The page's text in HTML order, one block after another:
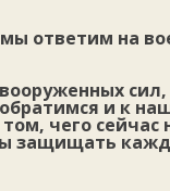
ответим на
сил,
и к
чего
защищать